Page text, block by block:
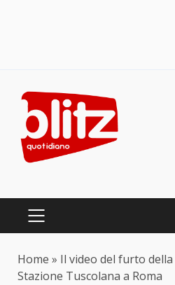
content
PRIMARY
Home » Il video del furto
Stazione Tuscolana a Roma